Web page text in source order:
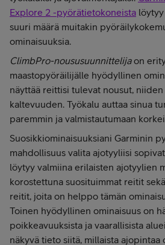
Explore 2 -pyörätietokoneista
suuri määrä muitakin
ominaisuuksia.
ClimbPro-noususuunnittelijaon
maastopyöräilijälle hyödyllinen
näyttää reittisi tulevat nousut,
kaltevuuden. Työkalu auttaa sinua
paremmin ja valmistautumaan
Suosikkiominaisuuksiani Garminin
mahdollisuus valita ajotyyliisi
löytyy valmiina erilaisten ajotyylien
korostettuna suosituimmat reitit
reitit, joita on helppo tämän
Toinen hyödyllinen ominaisuus on
poikkeavuuksista ja vaarallisista
näkyvä tieto siitä, millaista ajopintaa